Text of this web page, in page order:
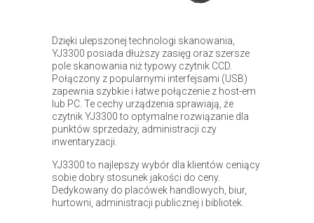
Dzięki ulepszonej technologi skanowania,
YJ3300 posiada dłuższy zasięg oraz szersze
pole skanowania niż typowy czytnik CCD.
Połączony z popularnymi interfejsami (USB)
zapewnia szybkie i łatwe połączenie z host-em
lub PC. Te cechy urządzenia sprawiają, że
czytnik YJ3300 to optymalne rozwiązanie dla
punktów sprzedaży, administracji czy
inwentaryzacji.
YJ3300 to najlepszy wybór dla klientów ceniący
sobie dobry stosunek jakości do ceny.
Dedykowany do placówek handlowych, biur,
hurtowni, administracji publicznej i bibliotek.